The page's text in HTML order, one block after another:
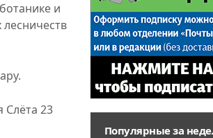
и
Слёта 23
Популярные за